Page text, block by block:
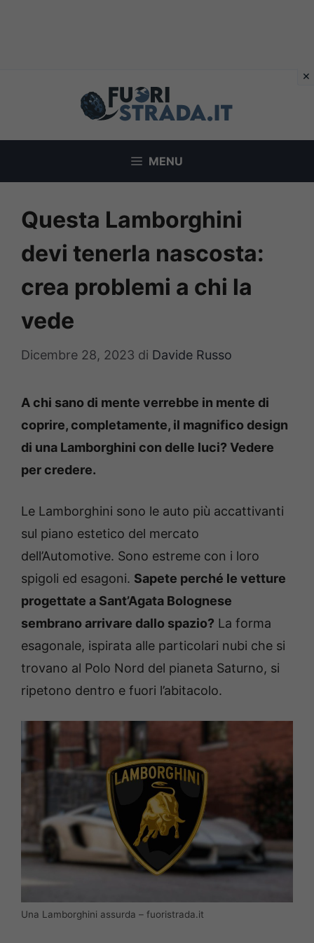
MENU
Questa Lamborghini
devi tenerla nascosta:
crea problemi a chi la
vede
Dicembre 28, 2023 di Davide Russo
A chi sano di mente verrebbe in mente di
coprire, completamente, il magnifico design
di una Lamborghini con delle luci? Vedere
per credere.
Le Lamborghini sono le auto più accattivanti
sul piano estetico del mercato
dell’Automotive. Sono estreme con i loro
spigoli ed esagoni. Sapete perché le vetture
progettate a Sant’Agata Bolognese
sembrano arrivare dallo spazio? La forma
esagonale, ispirata alle particolari nubi che si
trovano al Polo Nord del pianeta Saturno, si
ripetono dentro e fuori l’abitacolo.
Una Lamborghini assurda – fuoristrada.it